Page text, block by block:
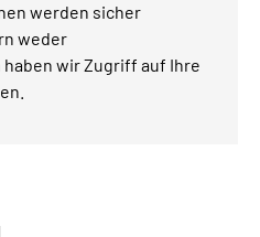
werden sicher
weder
wir Zugriff auf Ihre